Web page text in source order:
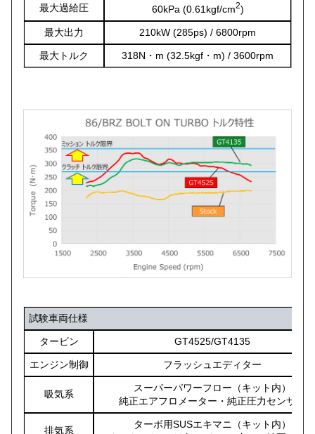
最大過給圧 60kPa (0.61kgf/cm2)
最大出力 210kW (285ps) / 6800rpm
最大トルク 318N・m (32.5kgf・m) / 3600rpm
試験車両仕様
タービン GT4525/GT4135
エンジン制御 フラッシュエディター
吸気系
スーパーパワーフロー（キット内）
純正エアフロメーター・純正圧力センサー
排気系
ターボ用SUSエキマニ（キット内）